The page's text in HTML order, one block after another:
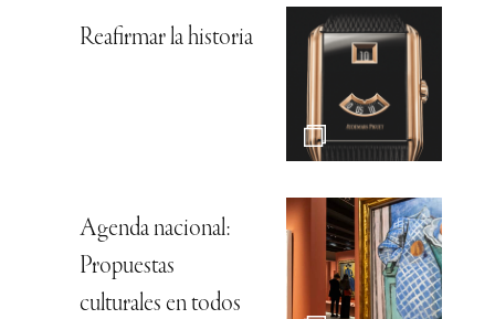
Reafirmar la historia
Agenda nacional:
Propuestas
culturales en todos